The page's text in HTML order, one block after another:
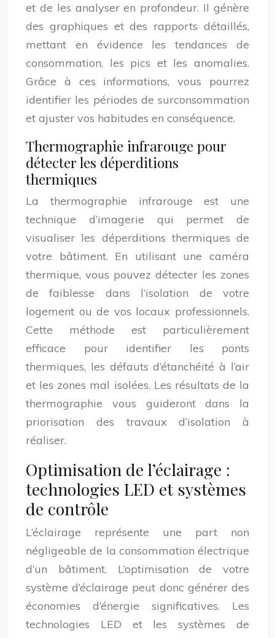
et de les analyser en profondeur. Il génère
des graphiques et des rapports détaillés,
mettant en évidence les tendances de
consommation, les pics et les anomalies.
Grâce à ces informations, vous pourrez
identifier les périodes de surconsommation
et ajuster vos habitudes en conséquence.
Thermographie infrarouge pour
détecter les déperditions
thermiques
La thermographie infrarouge est une
technique d’imagerie qui permet de
visualiser les déperditions thermiques de
votre bâtiment. En utilisant une caméra
thermique, vous pouvez détecter les zones
de faiblesse dans l’isolation de votre
logement ou de vos locaux professionnels.
Cette méthode est particulièrement
efficace pour identifier les ponts
thermiques, les défauts d’étanchéité à l’air
et les zones mal isolées. Les résultats de la
thermographie vous guideront dans la
priorisation des travaux d’isolation à
réaliser.
Optimisation de l’éclairage :
technologies LED et systèmes
de contrôle
L’éclairage représente une part non
négligeable de la consommation électrique
d’un bâtiment. L’optimisation de votre
système d’éclairage peut donc générer des
économies d’énergie significatives. Les
technologies LED et les systèmes de